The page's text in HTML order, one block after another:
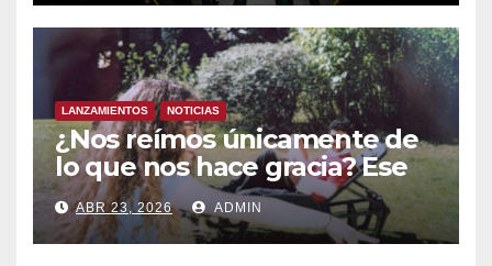
LANZAMIENTOS NOTICIAS
¿Nos reímos únicamente de
lo que nos hace gracia? Ese
chiste ya me lo has contado,
el nuevo single de JUAN
ANSELMO
ABR 23, 2026 ADMIN